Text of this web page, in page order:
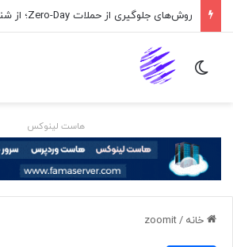
تغییر پوسته
هاست لینوکس
خانه /
zoomit